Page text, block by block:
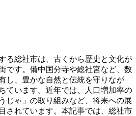
る総社市は、古くから歴史と文化が
です。備中国分寺や総社宮など、数
し、豊かな自然と伝統を守りなが
ています。近年では、人口増加率の
じゃ」の取り組みなど、将来への展
されています。本記事では、総社市